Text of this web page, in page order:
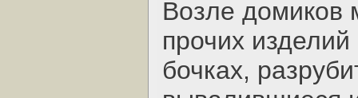
Возле домиков
прочих
бочках,